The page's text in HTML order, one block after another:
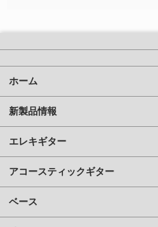
ホーム
新製品情報
エレキギター
アコースティックギター
ベース